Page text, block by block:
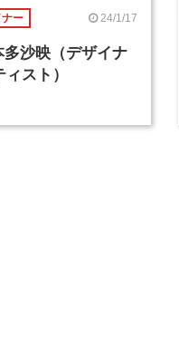
ー 24/1/17
多沙映（デザイナ
スト）